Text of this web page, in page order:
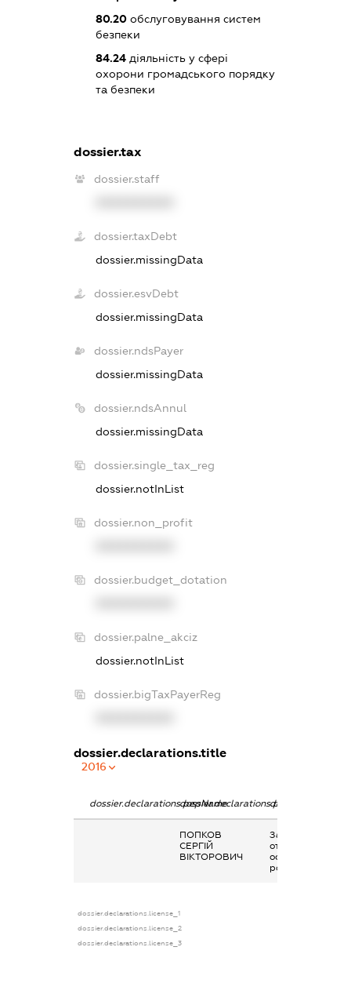
80.20обслуговування систем
безпеки
84.24діяльність у сфері
охорони громадського порядку
та безпеки
dossier.tax
dossier.staff
dossier.taxDebt
dossier.missingData
dossier.esvDebt
dossier.missingData
dossier.ndsPayer
dossier.missingData
dossier.ndsAnnul
dossier.missingData
dossier.single_tax_reg
dossier.notInList
dossier.non_profit
dossier.budget_dotation
dossier.palne_akciz
dossier.notInList
dossier.bigTaxPayerReg
dossier.declarations.title
2016
dossier.declarations.pepNamedossier.declarations.personName
ПОПКОВ
СЕРГІЙ
ВІКТОРОВИЧ
Заробітна плата
отримана за
основним місцем
роботи
dossier.declarations.license_1
dossier.declarations.license_2
dossier.declarations.license_3